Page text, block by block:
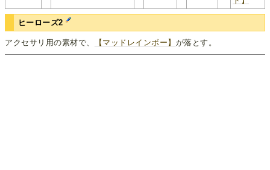
ヒーローズ2
アクセサリ用の素材で、 【マッドレインボー】 が落とす。